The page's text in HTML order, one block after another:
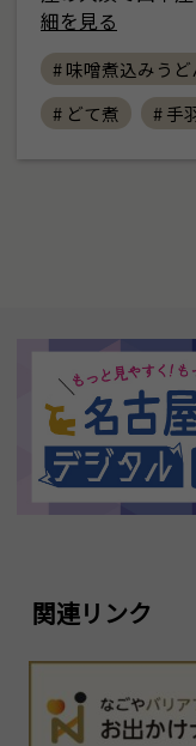
細を見る
# 味噌煮込みうど
# どて煮
# 手
関連リンク